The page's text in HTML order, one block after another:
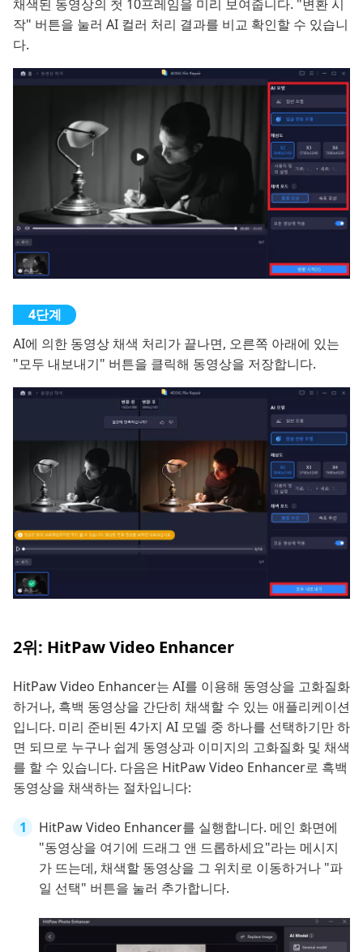
채색된 동영상의 첫 10프레임을 미리 보여줍니다. "변환 시
작" 버튼을 눌러 AI 컬러 처리 결과를 비교 확인할 수 있습니
다.
AI에 의한 동영상 채색 처리가 끝나면, 오른쪽 아래에 있는
"모두 내보내기" 버튼을 클릭해 동영상을 저장합니다.
2위: HitPaw Video Enhancer
HitPaw Video Enhancer는 AI를 이용해 동영상을 고화질화
하거나, 흑백 동영상을 간단히 채색할 수 있는 애플리케이션
입니다. 미리 준비된 4가지 AI 모델 중 하나를 선택하기만 하
면 되므로 누구나 쉽게 동영상과 이미지의 고화질화 및 채색
를 할 수 있습니다. 다음은 HitPaw Video Enhancer로 흑백
동영상을 채색하는 절차입니다:
HitPaw Video Enhancer를 실행합니다. 메인 화면에
"동영상을 여기에 드래그 앤 드롭하세요"라는 메시지
가 뜨는데, 채색할 동영상을 그 위치로 이동하거나 "파
일 선택" 버튼을 눌러 추가합니다.